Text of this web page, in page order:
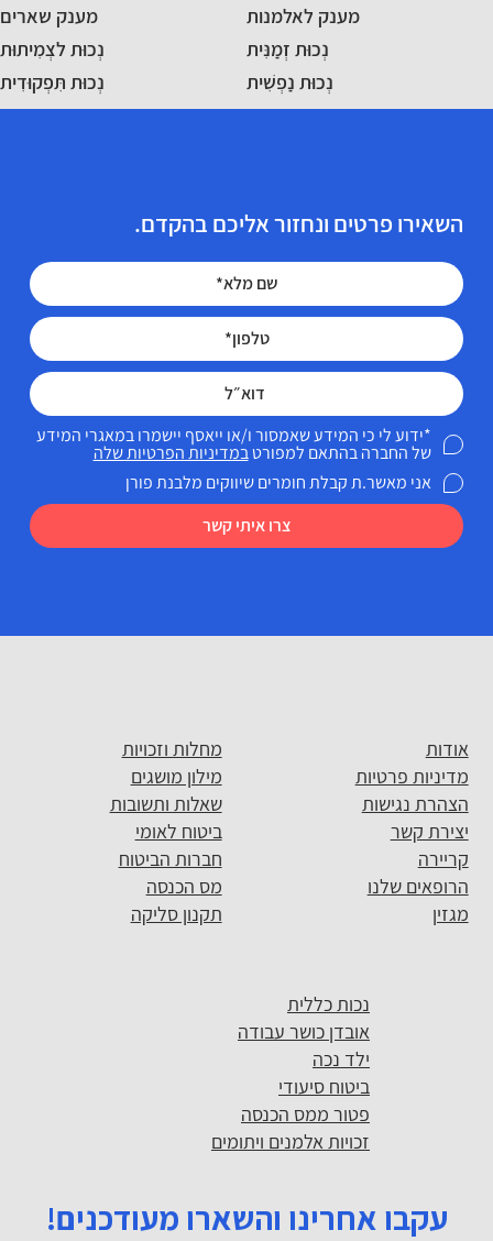
מענק לאלמנות
מענק שארים
נְכוּת זְמַנִּית
נְכוּת לצְמִיתוּת
נְכוּת נַפְשִׁית
נְכוּת תִּפְקוּדִית
השאירו פרטים ונחזור אליכם בהקדם.
צרו איתי קשר
*ידוע לי כי המידע שאמסור ו/או ייאסף יישמרו במאגרי המידע
של החברה בהתאם למפורטבמדיניות הפרטיות שלה
אני מאשר.ת קבלת חומרים שיווקים מלבנת פורן
אודות
מדיניות פרטיות
הצהרת נגישות
יצירת קשר
קריירה
הרופאים שלנו
מגזין
מחלות וזכויות
מילון מושגים
שאלות ותשובות
ביטוח לאומי
חברות הביטוח
מס הכנסה
תקנון סליקה
נכות כללית
אובדן כושר עבודה
ילד נכה
ביטוח סיעודי
פטור ממס הכנסה
זכויות אלמנים ויתומים
עקבו אחרינו והשארו מעודכנים!